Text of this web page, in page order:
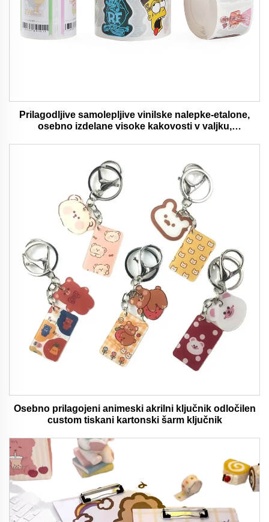
Prilagodljive samolepljive vinilske nalepke-etalone,
osebno izdelane visoke kakovosti v valjku,
Osebno prilagojeni animeski akrilni ključnik odločilen
custom tiskani kartonski šarm ključnik